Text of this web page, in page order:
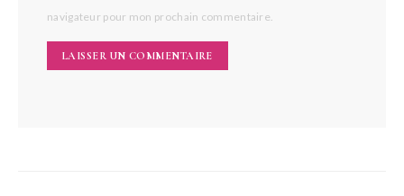
navigateur pour mon prochain commentaire.